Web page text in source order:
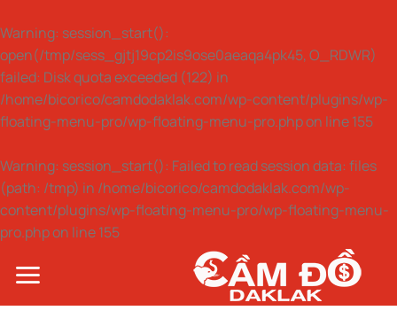
Warning: session_start():
open(/tmp/sess_gjtj19cp2is9ose0aeaqa4pk45, O_RDWR)
failed: Disk quota exceeded (122) in
/home/bicorico/camdodaklak.com/wp-content/plugins/wp-
floating-menu-pro/wp-floating-menu-pro.phpon line155
Warning: session_start(): Failed to read session data: files
(path: /tmp) in /home/bicorico/camdodaklak.com/wp-
content/plugins/wp-floating-menu-pro/wp-floating-menu-
pro.phpon line155
qua